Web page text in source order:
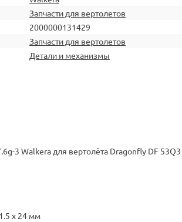
Запчасти для вертолетов
2000000131429
Запчасти для вертолетов
Детали и механизмы
3 Walkera для вертолёта Dragonfly DF 53Q3
х 24 мм